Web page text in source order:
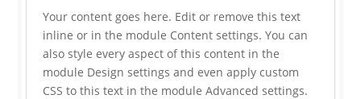
Your content goes here. Edit or remove this text
inline or in the module Content settings. You can
also style every aspect of this content in the
module Design settings and even apply custom
CSS to this text in the module Advanced settings.